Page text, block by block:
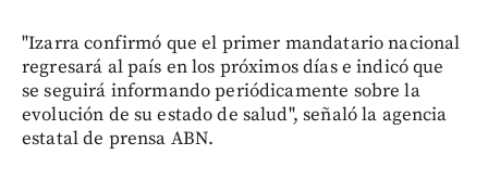
"Izarra confirmó que el primer mandatario nacional
regresará al país en los próximos días e indicó que
se seguirá informando periódicamente sobre la
evolución de su estado de salud", señaló la agencia
estatal de prensa ABN.